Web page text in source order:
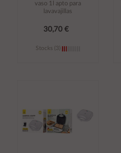
vaso 1l apto para
lavavajillas
30,70 €
Stocks (3)